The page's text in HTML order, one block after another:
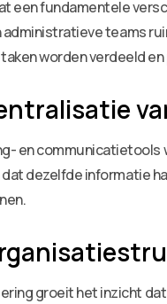
een fundamentele
administratieve teams
worden verdeeld
en
dezelfde informatie
groeit het inzicht